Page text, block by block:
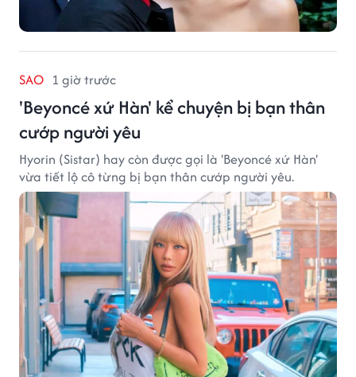
SAO 1 giờ trước
'Beyoncé xứ Hàn' kể chuyện bị bạn thân
cướp người yêu
Hyorin (Sistar) hay còn được gọi là 'Beyoncé xứ Hàn'
vừa tiết lộ cô từng bị bạn thân cướp người yêu.